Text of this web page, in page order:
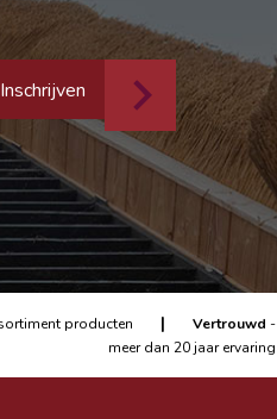
Inschrijven
producten | Vertrouwd -
meer dan 20 jaar ervaring